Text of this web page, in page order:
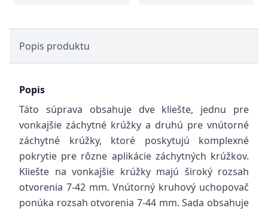
Popis produktu
Popis
Táto súprava obsahuje dve kliešte, jednu pre
vonkajšie záchytné krúžky a druhú pre vnútorné
záchytné krúžky, ktoré poskytujú komplexné
pokrytie pre rôzne aplikácie záchytných krúžkov.
Kliešte na vonkajšie krúžky majú široký rozsah
otvorenia 7-42 mm. Vnútorný kruhový uchopovač
ponúka rozsah otvorenia 7-44 mm. Sada obsahuje